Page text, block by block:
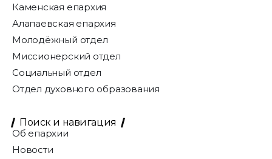
Каменская епархия
Алапаевская епархия
Молодёжный отдел
Миссионерский отдел
Социальный отдел
Отдел духовного образования
Поиск и навигация
Об епархии
Новости